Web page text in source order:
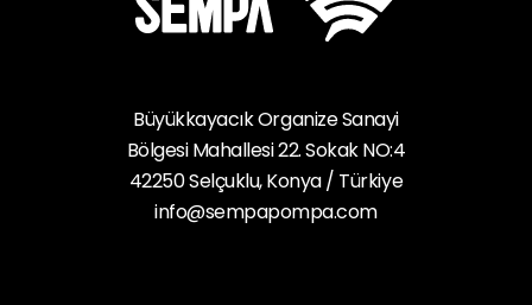
Büyükkayacık Organize Sanayi
Bölgesi Mahallesi 22. Sokak NO:4
42250 Selçuklu, Konya / Türkiye
info@sempapompa.com